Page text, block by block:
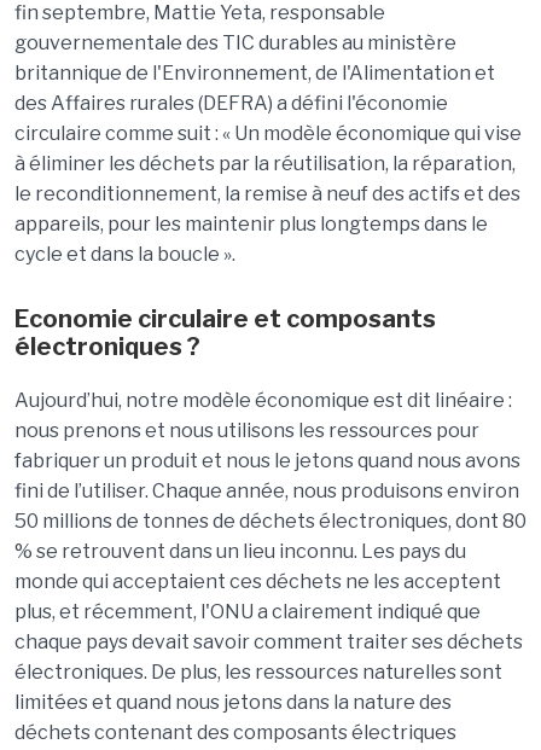
fin septembre, Mattie Yeta, responsable
gouvernementale des TIC durables au ministère
britannique de l'Environnement, de l'Alimentation et
des Affaires rurales (DEFRA) a défini l'économie
circulaire comme suit : « Un modèle économique qui vise
à éliminer les déchets par la réutilisation, la réparation,
le reconditionnement, la remise à neuf des actifs et des
appareils, pour les maintenir plus longtemps dans le
cycle et dans la boucle ».
Economie circulaire et composants
électroniques ?
Aujourd’hui, notre modèle économique est dit linéaire :
nous prenons et nous utilisons les ressources pour
fabriquer un produit et nous le jetons quand nous avons
fini de l’utiliser. Chaque année, nous produisons environ
50 millions de tonnes de déchets électroniques, dont 80
% se retrouvent dans un lieu inconnu. Les pays du
monde qui acceptaient ces déchets ne les acceptent
plus, et récemment, l'ONU a clairement indiqué que
chaque pays devait savoir comment traiter ses déchets
électroniques. De plus, les ressources naturelles sont
limitées et quand nous jetons dans la nature des
déchets contenant des composants électriques